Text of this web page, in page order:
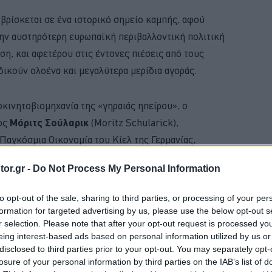
- Do Not Process My Personal Information
opt-out of the sale, sharing to third parties, or processing of your
for targeted advertising by us, please use the below opt-out
selection. Please note that after your opt-out request is processed
interest-based ads based on personal information utilized by us
to third parties prior to your opt-out. You may separately
of your personal information by third parties on the IAB’s list of
σε ένα ιστορικό σημείο καμπής, αφού
αυστηρότερη ευρωπαϊκή περιβαλλοντική πολιτική
και αφετέρου στις έντονες πιέσεις από τους
ολοένα και μεγαλύτερα μερίδια αγοράς.
της «γηραιάς ηπείρου», ο
Μόριτς Σούλαρικ (Moritz Schularick),
Οικονομία του Κίελ της Γερμανίας,
στον ορίζοντα για τη βιομηχανία
BUY NOW
ΚΤΕΟ; ΜΑΘΕ ΣΤΗΝ ΑUTECO
ΚΑΥΣΑΕΡΙΩΝ; ΚΛΕΙΣΕ ΡΑΝΤΕΒΟΥ